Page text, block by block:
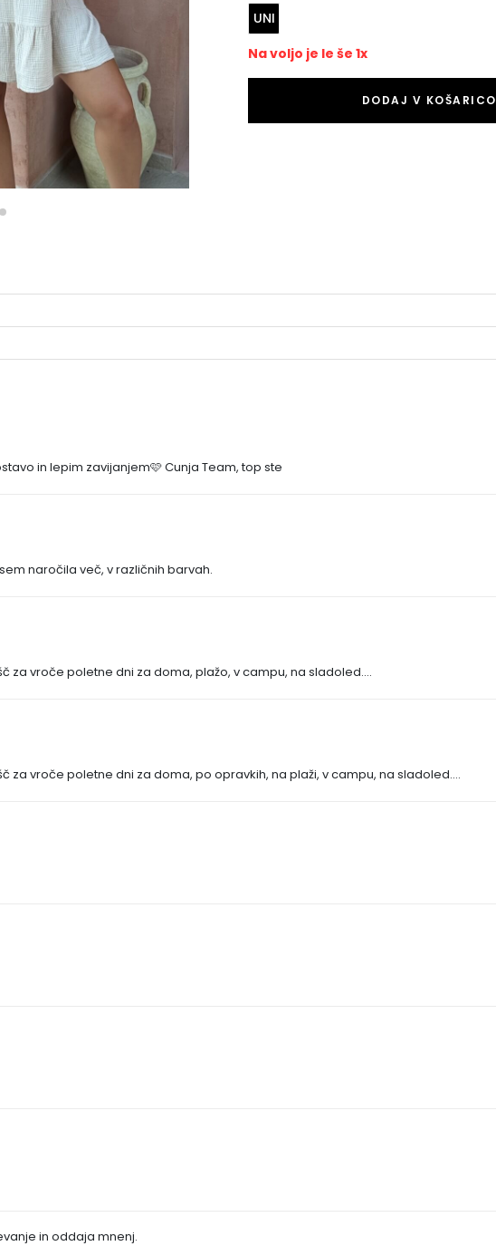
UNI
Na voljo je le še 1x
DODAJ V KOŠARICO
in lepim zavijanjem🩷 Cunja Team, top ste
naročila več, v različnih barvah.
za vroče poletne dni za doma, plažo, v campu, na sladoled....
za vroče poletne dni za doma, po opravkih, na plaži, v campu, na sladoled....
in oddaja mnenj.